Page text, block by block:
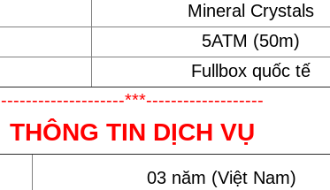
Mineral Crystals
5ATM (50m)
Fullbox quốc tế
--------------------***-------------------
THÔNG TIN DỊCH VỤ
03 năm (Việt Nam)